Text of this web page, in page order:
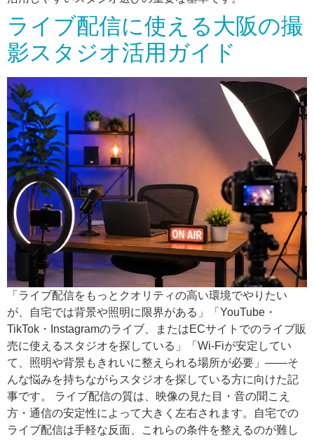
ライブ配信に使える大阪の撮
影スタジオ活用ガイド
「ライブ配信をもっとクオリティの高い環境でやりたい
が、自宅では背景や照明に限界がある」「YouTube・
TikTok・Instagramのライブ、またはECサイトでのライブ販
売に使えるスタジオを探している」「Wi-Fiが安定してい
て、照明や背景もきれいに整えられる場所が必要」——そ
んな悩みを持ちながらスタジオを探している方に向けた記
事です。 ライブ配信の質は、映像の見た目・音の聞こえ
方・通信の安定性によって大きく左右されます。自宅での
ライブ配信は手軽な反面、これらの条件を整えるのが難し